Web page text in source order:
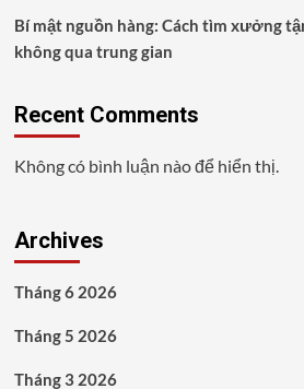
Bí mật nguồn hàng: Cách tìm xưởng
không qua trung gian
Recent Comments
Không có bình luận nào để hiển thị.
Archives
Tháng 6 2026
Tháng 5 2026
Tháng 3 2026